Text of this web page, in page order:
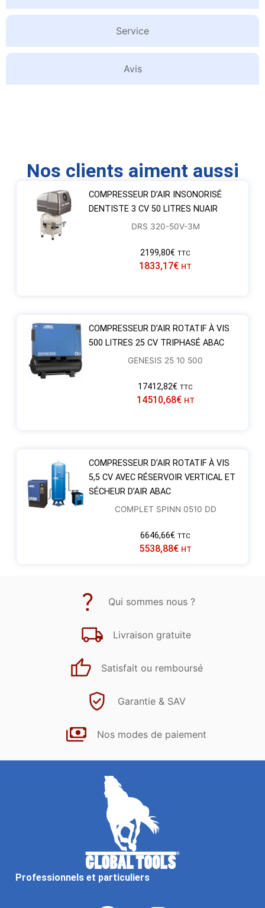
Service
Avis
Nos clients aiment aussi
COMPRESSEUR D’AIR INSONORISÉ
DENTISTE 3 CV 50 LITRES NUAIR
DRS 320-50V-3M
2199,80€ TTC
1833,17€ HT
COMPRESSEUR D’AIR ROTATIF À VIS
500 LITRES 25 CV TRIPHASÉ ABAC
GENESIS 25 10 500
17412,82€ TTC
14510,68€ HT
COMPRESSEUR D’AIR ROTATIF À VIS
5,5 CV AVEC RÉSERVOIR VERTICAL ET
SÉCHEUR D’AIR ABAC
COMPLET SPINN 0510 DD
6646,66€ TTC
5538,88€ HT
Qui sommes nous ?
Livraison gratuite
Satisfait ou remboursé
Garantie & SAV
Nos modes de paiement
Professionnels et particuliers